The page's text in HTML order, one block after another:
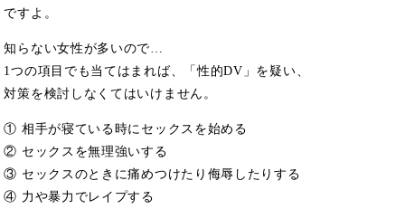
ですよ。
知らない女性が多いので…
1つの項目でも当てはまれば、「性的DV」を疑い、
対策を検討しなくてはいけません。
① 相手が寝ている時にセックスを始める
② セックスを無理強いする
③ セックスのときに痛めつけたり侮辱したりする
④ 力や暴力でレイプする